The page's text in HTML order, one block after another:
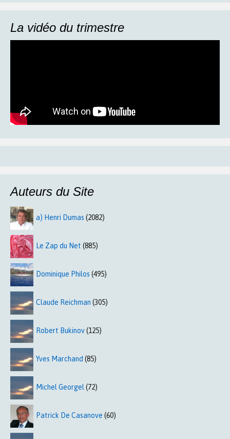
La vidéo du trimestre
Auteurs du Site
a) Henri Dumas (2082)
Le Zap du Net (885)
Dominique Philos (495)
Claude Reichman (305)
Robert Bukinov(125)
Yves Marchand (85)
Michel Georgel (72)
Patrick De Casanove (60)